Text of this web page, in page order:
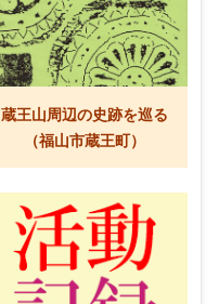
蔵王山周辺の史跡を巡る
（福山市蔵王町）